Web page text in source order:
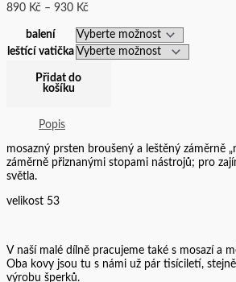
890 Kč – 930 Kč
balení
leštící vatička
Přidat do
košíku
Popis
mosazný prsten broušený a leštěný záměrně
záměrně přiznanými stopami nástrojů; pro
světla.
velikost 53
V naší malé dílně pracujeme také s mosazí a
Oba kovy jsou tu s námi už pár tisíciletí,
výrobu šperků.